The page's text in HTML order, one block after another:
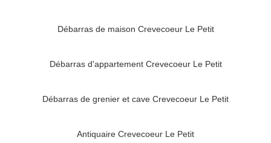
Débarras de maison Crevecoeur Le Petit
Débarras d'appartement Crevecoeur Le Petit
Débarras de grenier et cave Crevecoeur Le Petit
Antiquaire Crevecoeur Le Petit